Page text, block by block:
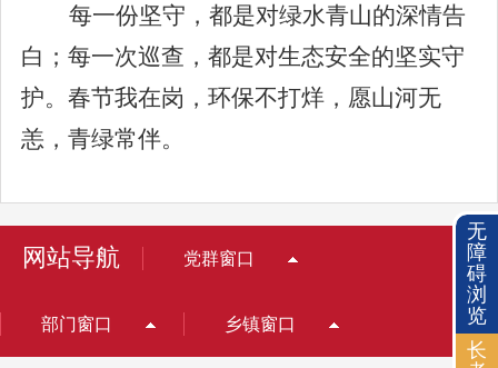
每一份坚守，都是对绿水青山的深情告
白；每一次巡查，都是对生态安全的坚实守
护。春节我在岗，环保不打烊，愿山河无
恙，青绿常伴。
网站导航 党群窗口
部门窗口 乡镇窗口
无
障
碍
浏
览
长